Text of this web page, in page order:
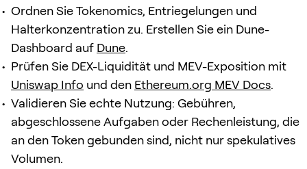
Ordnen Sie Tokenomics, Entriegelungen und
Halterkonzentration zu. Erstellen Sie ein Dune-
Dashboard auf Dune.
Prüfen Sie DEX-Liquidität und MEV-Exposition mit
Uniswap Info und den Ethereum.org MEV Docs.
Validieren Sie echte Nutzung: Gebühren,
abgeschlossene Aufgaben oder Rechenleistung, die
an den Token gebunden sind, nicht nur spekulatives
Volumen.